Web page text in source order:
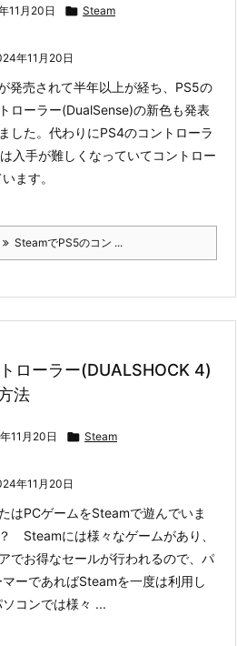
11月20日  Steam
年11月20日
発売されて半年以上が経ち、PS5の
ローラー(DualSense)の新色も発表
した。代わりにPS4のコントローラ
入手が難しくなっていてコントロー
ます。
SteamでPS5のコン ...
ローラー(DUALSHOCK 4)
法
11月20日  Steam
年11月20日
はPCゲームをSteamで遊んでいま
Steamには様々なゲームがあり、
でお得なセールが行われるので、パ
ーであればSteamを一度は利用し
ソコンでは様々 ...